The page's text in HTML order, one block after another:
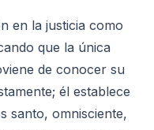
been tempted to
How might
and perfect justice
en la justicia como
que la única
de conocer su
él establece
santo, omnisciente,